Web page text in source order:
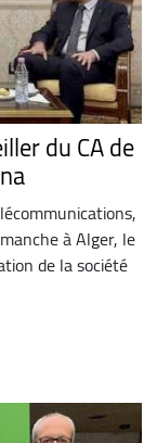
du CA de
à Alger, le
de la société